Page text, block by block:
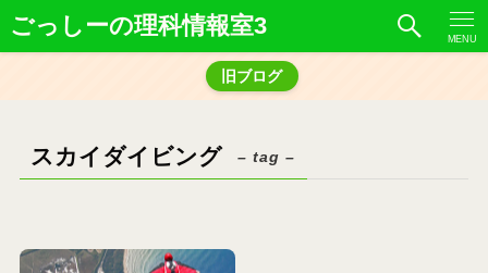
ごっしーの理科情報室3 MENU
旧ブログ
スカイダイビング – tag –